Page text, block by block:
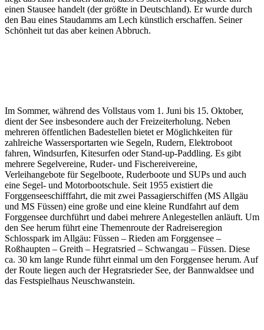
einen Stausee handelt (der größte in Deutschland). Er wurde durch
den Bau eines Staudamms am Lech künstlich erschaffen. Seiner
Schönheit tut das aber keinen Abbruch.
Im Sommer, während des Vollstaus vom 1. Juni bis 15. Oktober,
dient der See insbesondere auch der Freizeiterholung. Neben
mehreren öffentlichen Badestellen bietet er Möglichkeiten für
zahlreiche Wassersportarten wie Segeln, Rudern, Elektroboot
fahren, Windsurfen, Kitesurfen oder Stand-up-Paddling. Es gibt
mehrere Segelvereine, Ruder- und Fischereivereine,
Verleihangebote für Segelboote, Ruderboote und SUPs und auch
eine Segel- und Motorbootschule. Seit 1955 existiert die
Forggenseeschifffahrt, die mit zwei Passagierschiffen (MS Allgäu
und MS Füssen) eine große und eine kleine Rundfahrt auf dem
Forggensee durchführt und dabei mehrere Anlegestellen anläuft. Um
den See herum führt eine Themenroute der Radreiseregion
Schlosspark im Allgäu: Füssen – Rieden am Forggensee –
Roßhaupten – Greith – Hegratsried – Schwangau – Füssen. Diese
ca. 30 km lange Runde führt einmal um den Forggensee herum. Auf
der Route liegen auch der Hegratsrieder See, der Bannwaldsee und
das Festspielhaus Neuschwanstein.